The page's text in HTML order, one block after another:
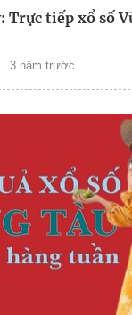
Trực tiếp xổ số
3 năm trước